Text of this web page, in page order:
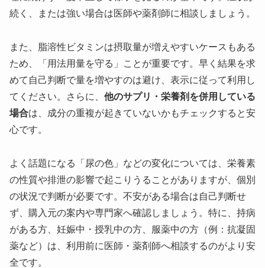
続く、または強い場合は医師や薬剤師に相談しましょう。
また、脂溶性ビタミンは摂取量が増えやすいケースもある
ため、「用法用量を守る」ことが重要です。早く結果を求
めて自己判断で量を増やすのは避け、表示に従って利用し
てください。さらに、 他のサプリ・栄養剤を併用している
場合は、成分の重複が起きていないかもチェックすると安
心です。
よく話題になる「尿の色」などの変化については、栄養素
の性質や排泄の影響で起こりうることがありますが、個別
の状況で判断が必要です。不安がある場合は自己判断せ
ず、購入元の案内や専門家へ確認しましょう。特に、持病
がある方、妊娠中・授乳中の方、服薬中の方（例：抗凝固
薬など）は、利用前に医師・薬剤師へ相談するのがより安
全です。